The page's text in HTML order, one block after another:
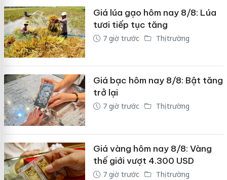
Giá lúa gạo hôm nay 8/8: Lúa
tươi tiếp tục tăng
7 giờ trước Thị trường
Giá bạc hôm nay 8/8: Bật tăng
trở lại
7 giờ trước Thị trường
Giá vàng hôm nay 8/8: Vàng
thế giới vượt 4.300 USD
7 giờ trước Thị trường